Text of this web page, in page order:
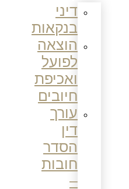
דיני
בנקאות
הוצאה
לפועל
ואכיפת
חיובים
עורך
דין
הסדר
חובות